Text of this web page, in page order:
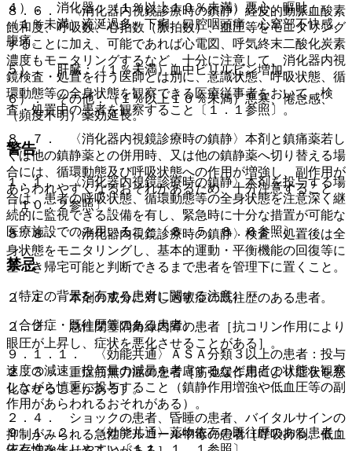
８．６． 〈消化器内視鏡診療時の鎮静〉経皮的動脈血酸素
飽和度、呼吸数、心拍数（脈拍数）、血圧等をモニタリング
することに加え、可能であれば心電図、呼気終末二酸化炭素
濃度もモニタリングするなど、十分に注意して、消化器内視
鏡検査・処置を行う医師とは別に、意識状態、呼吸状態、循
環動態等の全身状態を観察できる医療従事者をおいて、検
査・処置中の患者を観察すること〔１．１参照〕。
８．７． 〈消化器内視鏡診療時の鎮静〉本剤と鎮痛薬若し
くは他の鎮静薬との併用時、又は他の鎮静薬へ切り替える場
合には、循環動態及び呼吸状態への作用が増強し、副作用が
あらわれやすくなるおそれがあるため、十分注意すること
〔１０．２参照〕。
８．８． 〈消化器内視鏡診療時の鎮静〉検査・処置後は全
身状態をモニタリングし、基本的運動・平衡機能の回復等に
基づき帰宅可能と判断できるまで患者を管理下に置くこと。
（特定の背景を有する患者に関する注意）
（合併症・既往歴等のある患者）
９．１．１． 〈効能共通〉ＡＳＡ分類３以上の患者：投与
速度の減速、投与量の減量を考慮するなど患者の状態を観察
しながら慎重に投与すること（鎮静作用増強や低血圧等の副
作用があらわれるおそれがある）。
９．１．２． 〈効能共通〉薬物依存の既往歴のある患者：
４）． 消化器：（１％以上１０％未満）悪心、嘔吐、
（１％未満）流涎過多、下痢、口腔咽頭痛、心窩部不快感、
腹痛。
５）． 肝臓：（１％未満）血中ビリルビン増加。
６）． その他：（１％以上１０％未満）悪寒、倦怠感、
（頻度不明）薬効延長。
警告
１．１． 〈消化器内視鏡診療時の鎮静〉本剤を投与する場
合は、患者の呼吸状態、循環動態等の全身状態を注意深く継
続的に監視できる設備を有し、緊急時に十分な措置が可能な
医療施設でのみ用いること〔８．５、８．６参照〕。
禁忌
２．１． 本剤の成分に対し過敏症の既往歴のある患者。
２．２． 急性閉塞隅角緑内障の患者［抗コリン作用により
眼圧が上昇し、症状を悪化させることがある］。
２．３． 重症筋無力症の患者［筋弛緩作用により症状を悪
化させることがある］。
２．４． ショックの患者、昏睡の患者、バイタルサインの
抑制がみられる急性アルコール中毒の患者［呼吸抑制、低血